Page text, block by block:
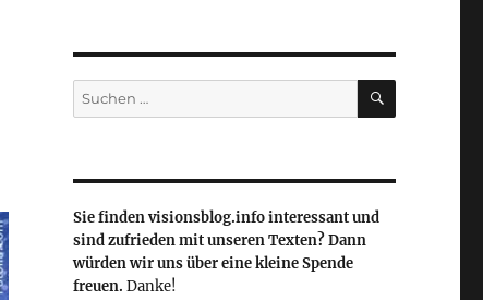
Suche
nach:
SUCHEN
Sie finden visionsblog.info interessant und
sind zufrieden mit unseren Texten? Dann
würden wir uns über eine kleine Spende
freuen. Danke!